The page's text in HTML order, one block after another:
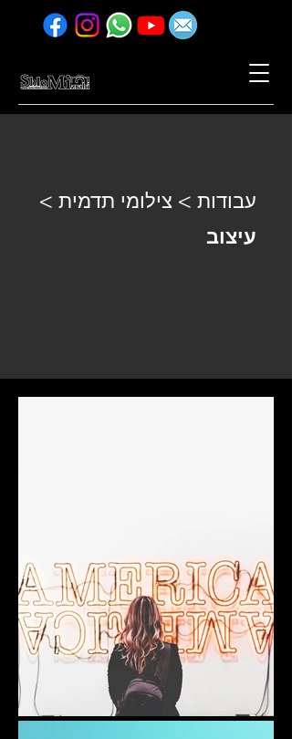
עבודות > צילומי תדמית >
עיצוב